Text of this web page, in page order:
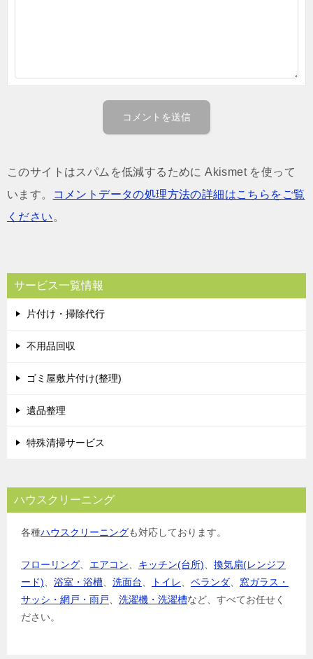
このサイトはスパムを低減するために Akismet を使って
います。
コメントデータの処理方法の詳細はこちらをご覧
ください。
サービス一覧情報
片付け・掃除代行
不用品回収
ゴミ屋敷片付け(整理)
遺品整理
特殊清掃サービス
ハウスクリーニング
各種ハウスクリーニングも対応しております。
フローリング、 エアコン、 キッチン(台所)、 換気扇(レンジフ
ード)、 浴室・浴槽、 洗面台、 トイレ、 ベランダ、 窓ガラス・
サッシ・網戸・雨戸、 洗濯機・洗濯槽など、すべてお任せく
ださい。